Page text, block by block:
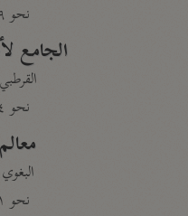
نحو ١٩ مجلدًا
الجامع
القرطبي
نحو ٢٤ مجلدًا
البغوي
نحو ١١ مجلدًا